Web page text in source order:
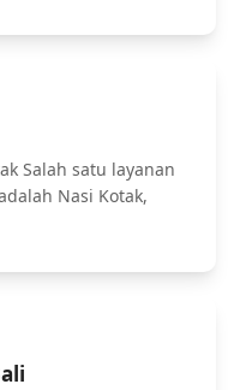
Salah satu layanan
Nasi Kotak,